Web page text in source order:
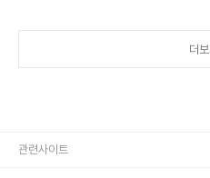
나타날 수 있는 미세한 몸의 신호들을 알기 쉽더보
관련사이트